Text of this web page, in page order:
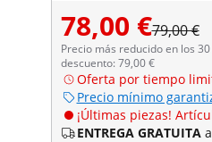
78,00 €79,00 €
Precio más reducido en los
descuento: 79,00 €
Oferta por tiempo
Precio mínimo
¡Últimas piezas!
ENTREGA GRATUITA